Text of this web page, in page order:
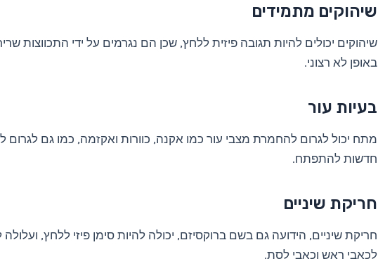
שיהוקים מתמידים
שיהוקים יכולים להיות תגובה פיזית ללחץ, שכן הם נגרמים על ידי התכווצות
באופן לא רצוני.
בעיות עור
מתח יכול לגרום להחמרת מצבי עור כמו אקנה, כוורות ואקזמה, כמו גם לגרום
חדשות להתפתח.
חריקת שיניים
חריקת שיניים, הידועה גם בשם ברוקסיזם, יכולה להיות סימן פיזי ללחץ, ועלולה
לכאבי ראש וכאבי לסת.